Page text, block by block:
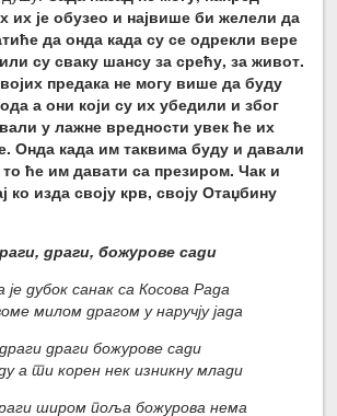
их је обузео и највише би желели да
да онда када су се одрекли вере
су сваку шансу за срећу, за живот.
предака не могу више да буду
а они који су их убедили и због
у лажне вредности увек ће их
Онда када им таквима буду и давали
ће им давати са презиром. Чак и
ко изда своју крв, своју Отаџбину
драги, божурове сади
је дубок санак са Косова Рада
милом драгом у наручју јада
драги божурове сади
а ти корен нек изникну млади
широм поља божурова нема